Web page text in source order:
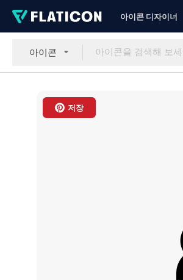
아이콘 디자이너
아이콘
저장